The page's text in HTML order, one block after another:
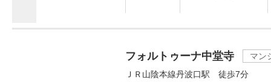
フォルトゥーナ中堂寺
マン
ＪＲ山陰本線丹波口駅 徒歩7分